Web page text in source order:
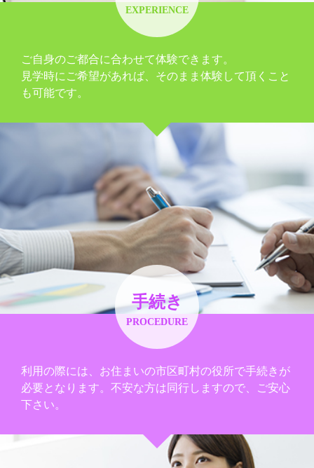
EXPERIENCE
ご自身のご都合に合わせて体験できます。
見学時にご希望があれば、そのまま体験して頂くこと
も可能です。
手続き
PROCEDURE
利用の際には、お住まいの市区町村の役所で手続きが
必要となります。不安な方は同行しますので、ご安心
下さい。